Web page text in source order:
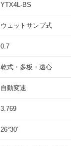
YTX4L-BS
ウェットサンプ式
0.7
乾式・多板・遠心
自動変速
3.769
26°30′